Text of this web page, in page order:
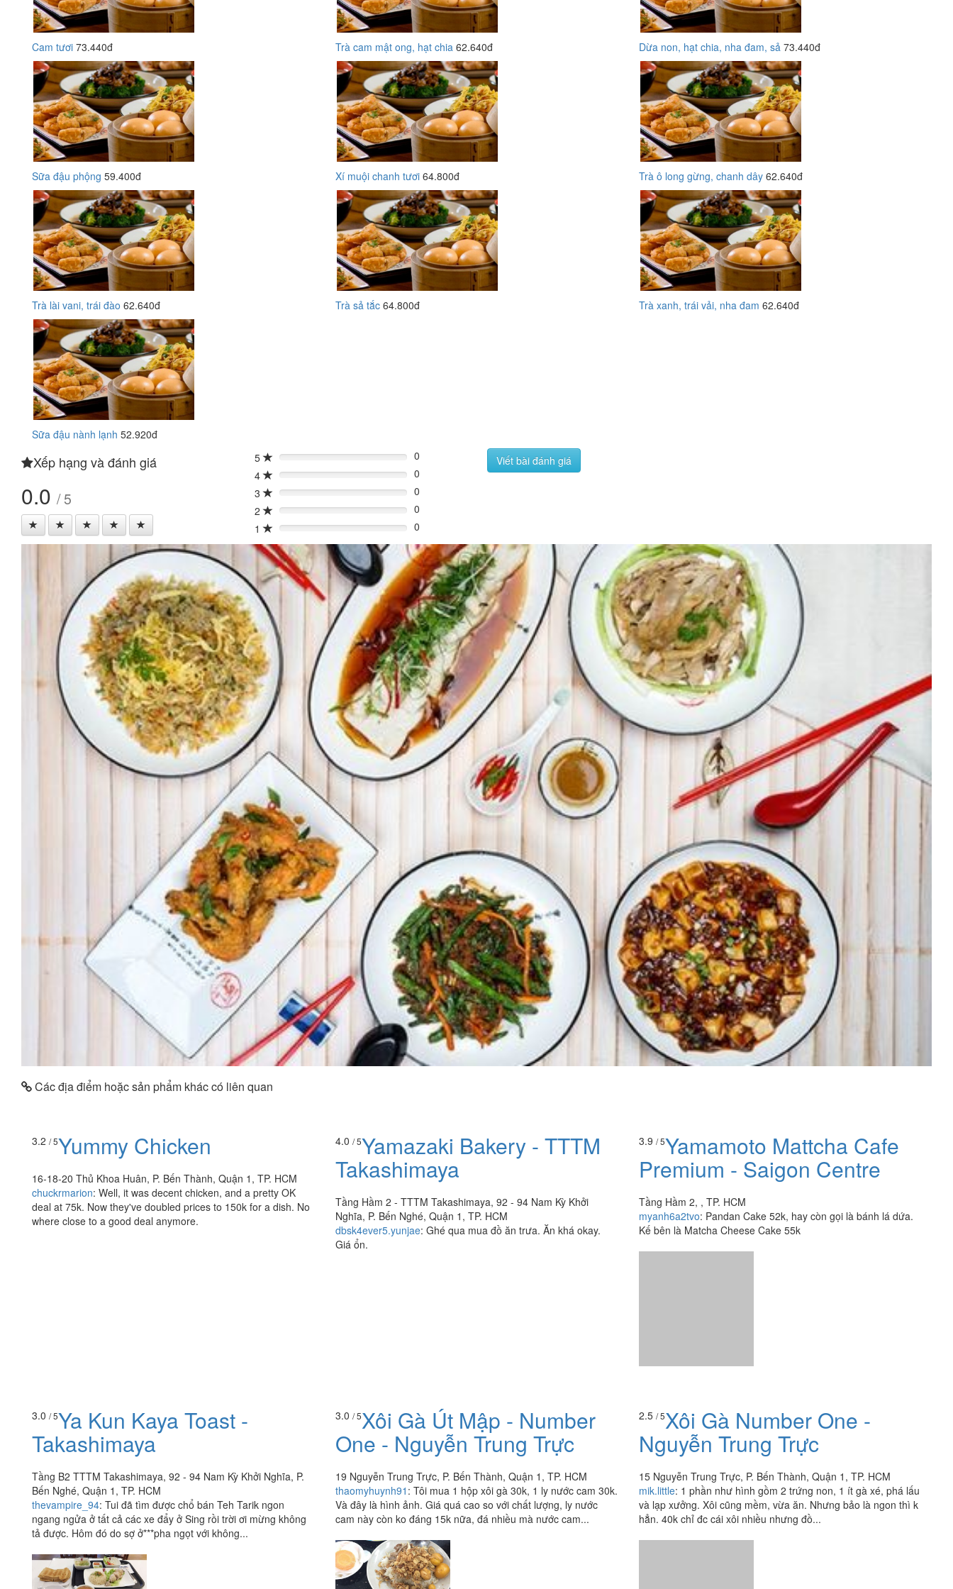
Cam tươi 73.440đ Trà cam mật ong, hạt chia 62.640đ Dừa non, hạt chia, nha đam, sả 73.440đ
Sữa đậu phộng 59.400đ Xí muội chanh tươi 64.800đ Trà ô long gừng, chanh dây 62.640đ
Trà lài vani, trái đào 62.640đ Trà sả tắc 64.800đ Trà xanh, trái vải, nha đam 62.640đ
Sữa đậu nành lạnh 52.920đ
Xếp hạng và đánh giá
0.0 / 5
5 0%
0
4
0%
0
3
0%
0
2
0%
0
1
0% 0
Viết bài đánh giá
Các địa điểm hoặc sản phẩm khác có liên quan
3.2 / 5Yummy Chicken
16-18-20 Thủ Khoa Huân, P. Bến Thành, Quận 1, TP. HCM
chuckrmarion: Well, it was decent chicken, and a pretty OK
deal at 75k. Now they've doubled prices to 150k for a dish. No
where close to a good deal anymore.
4.0 / 5Yamazaki Bakery - TTTM
Takashimaya
Tầng Hầm 2 - TTTM Takashimaya, 92 - 94 Nam Kỳ Khởi
Nghĩa, P. Bến Nghé, Quận 1, TP. HCM
dbsk4ever5.yunjae: Ghé qua mua đồ ăn trưa. Ăn khá okay.
Giá ổn.
3.9 / 5Yamamoto Mattcha Cafe
Premium - Saigon Centre
Tầng Hầm 2, , TP. HCM
myanh6a2tvo: Pandan Cake 52k, hay còn gọi là bánh lá dứa.
Kế bên là Matcha Cheese Cake 55k
Tầng B2 TTTM Takashimaya, 92 - 94 Nam Kỳ Khởi Nghĩa, P.
Bến Nghé, Quận 1, TP. HCM
thevampire_94
Tui đã tìm được chổ bán Teh Tarik ngon
ngang ngửa ở tất cả các xe đẩy ở Sing rồi trời ơi mừng không
tả được. Hôm đó do sợ ở***pha ngọt với không...
19 Nguyễn Trung Trực, P. Bến Thành, Quận 1, TP. HCM
thaomyhuynh91:Tôi mua 1 hộp xôi gà 30k, 1 ly nước cam 30k.
Và đây là hình ảnh. Giá quá cao so với chất lượng, ly nước
cam này còn ko đáng 15k nữa, đá nhiều mà nước cam...
Xôi Gà Number One -
15 Nguyễn Trung Trực, P. Bến Thành, Quận 1, TP. HCM
mik.little :1 phần như hình gồm 2 trứng non, 1 ít gà xé, phá lấu
và lạp xưởng. Xôi cũng mềm, vừa ăn. Nhưng bảo là ngon thì k
hẳn. 40k chỉ đc cái xôi nhiều nhưng đồ...